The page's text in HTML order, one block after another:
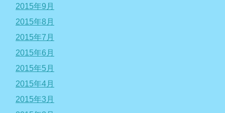
2015年9月
2015年8月
2015年7月
2015年6月
2015年5月
2015年4月
2015年3月